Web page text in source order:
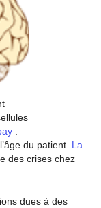
du patient. La
des crises chez
dues à des